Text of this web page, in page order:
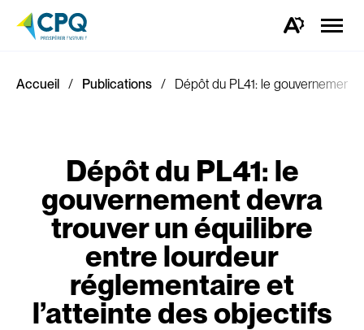
Ouvrez
d'accessibilité.
la
Accueil Publications Dépôt du PL41: le gouvernement
Dépôt du PL41: le
gouvernement devra
trouver un équilibre
entre lourdeur
réglementaire et
l’atteinte des objectifs